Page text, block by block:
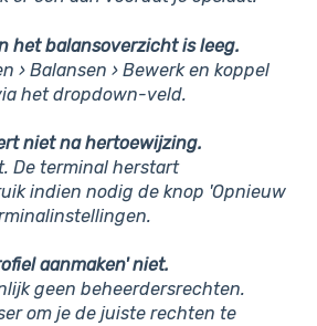
het balansoverzicht is leeg.
› Balansen › Bewerk en koppel
het dropdown-veld.
niet na hertoewijzing.
De terminal herstart
indien nodig de knop 'Opnieuw
aanmaken' niet.
geen beheerdersrechten.
om je de juiste rechten te